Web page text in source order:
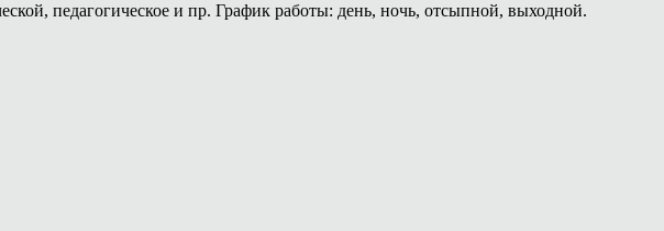
педагогическое и пр. График работы: день, ночь, отсыпной, выходной.